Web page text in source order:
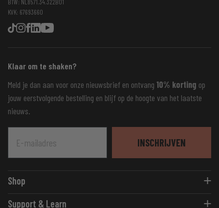
KVK: 67693660
Shop
Eiwitshakes
Support & Learn
Klaar om te shaken?
Meld je dan aan voor onze nieuwsbrief en ontvang 10% korting op
jouw eerstvolgende bestelling en blijf op de hoogte van het laatste
nieuws.
INSCHRIJVEN